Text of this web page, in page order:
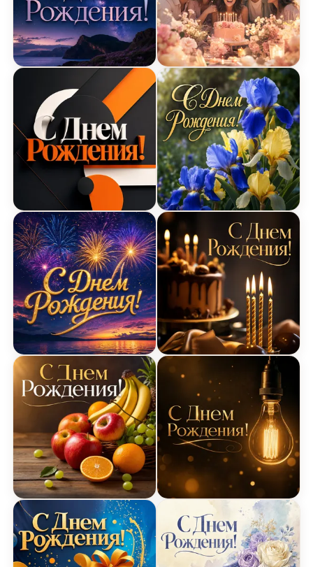
Космическая открытка с днем рождения
Современная открытка с оранжевыми
Яркая открытка с фейерверком на день
Открытка с фруктами на день рождения
Пастельная открытка с
Открытка с ирисами на
Фотографическая
Открытка с лампочкой